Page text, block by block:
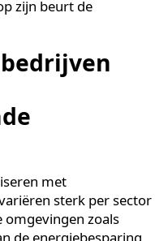
een rol.
op de
efficiëntere
en creëert
op zijn beurt de
bedrijven